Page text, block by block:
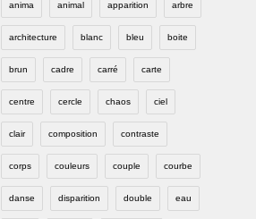
anima animal apparition arbre
architecture blanc bleu boite
brun cadre carré carte
centre cercle chaos ciel
clair composition contraste
corps couleurs couple courbe
danse disparition double eau